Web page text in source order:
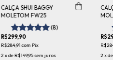
CALÇA SHUI BAGGY
MOLETOM FW25
(8)
R$299,90
R$284,91com Pix
2 x deR$149,95sem juros
2x